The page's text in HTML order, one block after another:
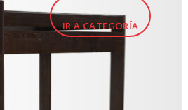
IR A CATEGORÍA